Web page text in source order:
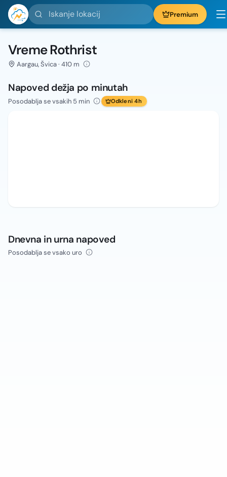
Iskanje lokacij Premium
Vreme Rothrist
Aargau, Švica · 410 m
Napoved dežja po minutah
Posodablja se vsakih 5 min Odkleni 4h
Dnevna in urna napoved
Posodablja se vsako uro